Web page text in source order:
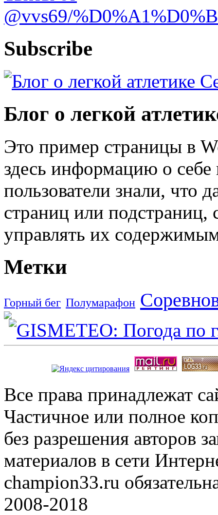
@vvs69/
Subscribe
Блог о легкой
Это пример страницы в
здесь информацию о себе
пользователи знали, что
страниц или подстраниц,
управлять их
Метки
Горный бег Полумарафон
Все права принадлежат
Частичное или полное
без разрешения авторов
материалов в сети
champion33.ru
2008-2018